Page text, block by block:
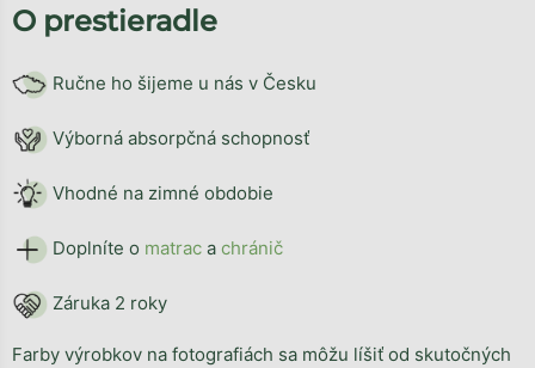
O prestieradle
Ručne ho šijeme u nás v Česku
Výborná absorpčná schopnosť
Vhodné na zimné obdobie
Doplníte o matrac a chránič
Záruka 2 roky
Farby výrobkov na fotografiách sa môžu líšiť od skutočných